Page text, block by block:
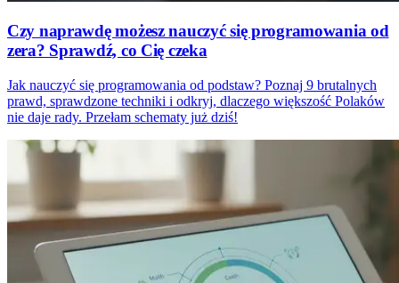
Czy naprawdę możesz nauczyć się programowania od
zera? Sprawdź, co Cię czeka
Jak nauczyć się programowania od podstaw? Poznaj 9 brutalnych
prawd, sprawdzone techniki i odkryj, dlaczego większość Polaków
nie daje rady. Przełam schematy już dziś!